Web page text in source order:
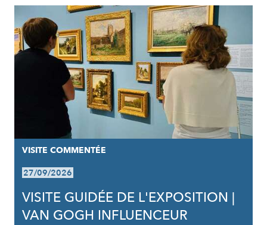
VISITE COMMENTÉE
27/09/2026
VISITE GUIDÉE DE L'EXPOSITION |
VAN GOGH INFLUENCEUR